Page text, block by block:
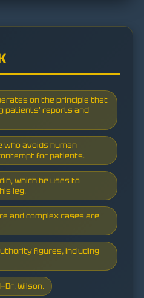
on the principle that
patients' reports and
who avoids human
for patients.
which he uses to
leg.
and complex cases are
figures, including
Wilson.